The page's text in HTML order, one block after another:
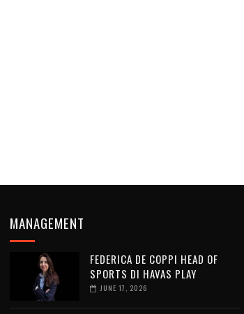
MANAGEMENT
FEDERICA DE COPPI HEAD OF
SPORTS DI HAVAS PLAY
JUNE 17, 2026